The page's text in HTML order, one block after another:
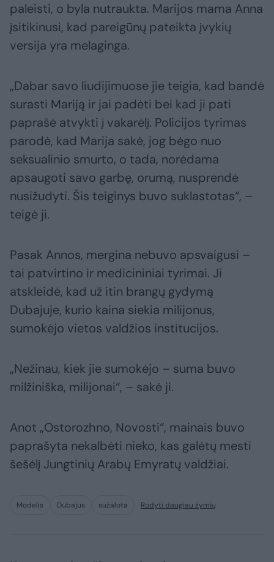
paleisti, o byla nutraukta. Marijos mama Anna
įsitikinusi, kad pareigūnų pateikta įvykių
versija yra melaginga.
„Dabar savo liudijimuose jie teigia, kad bandė
surasti Mariją ir jai padėti bei kad ji pati
paprašė atvykti į vakarėlį. Policijos tyrimas
parodė, kad Marija sakė, jog bėgo nuo
seksualinio smurto, o tada, norėdama
apsaugoti savo garbę, orumą, nusprendė
nusižudyti. Šis teiginys buvo suklastotas“, –
teigė ji.
Pasak Annos, mergina nebuvo apsvaigusi –
tai patvirtino ir medicininiai tyrimai. Ji
atskleidė, kad už itin brangų gydymą
Dubajuje, kurio kaina siekia milijonus,
sumokėjo vietos valdžios institucijos.
„Nežinau, kiek jie sumokėjo – suma buvo
milžiniška, milijonai“, – sakė ji.
Anot „Ostorozhno, Novosti“, mainais buvo
paprašyta nekalbėti nieko, kas galėtų mesti
šešėlį Jungtinių Arabų Emyratų valdžiai.
Modelis Dubajus sužalota Rodyti daugiau žymių